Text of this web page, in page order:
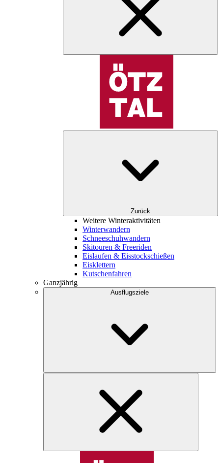
Zurück
Weitere Winteraktivitäten
Winterwandern
Schneeschuhwandern
Skitouren & Freeriden
Eislaufen & Eisstockschießen
Eisklettern
Kutschenfahren
Ganzjährig
Ausflugsziele